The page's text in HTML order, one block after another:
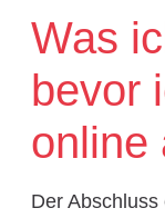
Was
bevor
online
Der Abschluss